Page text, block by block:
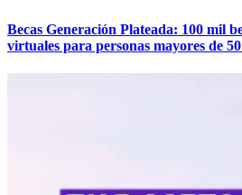
Becas Generación Plateada: 100 mil
virtuales para personas mayores de